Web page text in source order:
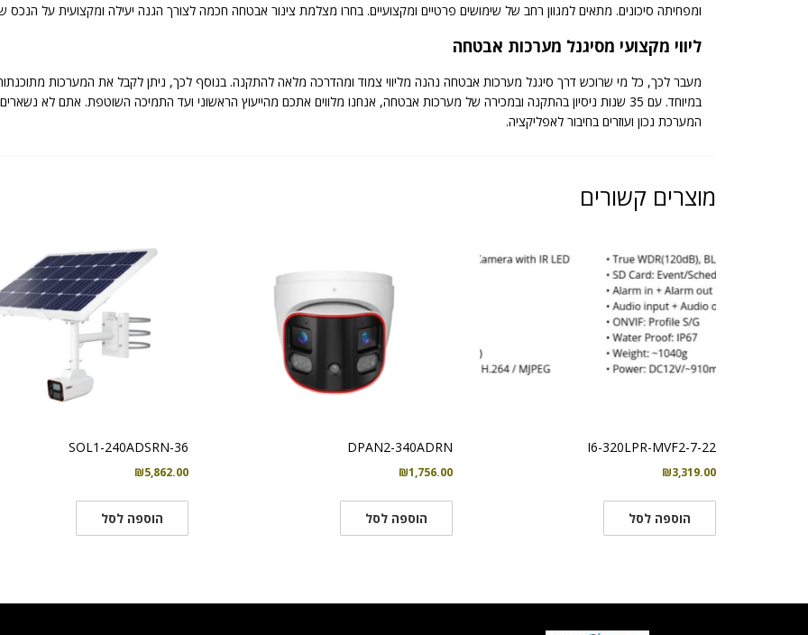
ומפחיתה סיכונים. מתאים למגוון רחב של שימושים פרטיים ומקצועיים. בחרו מצלמת צינור אבטחה חכמה לצורך הגנה יעילה ומקצועית על הנכס
ליווי מקצועי מסיגנל מערכות אבטחה
מעבר לכך, כל מי שרוכש דרך סיגנל מערכות אבטחה נהנה מליווי צמוד ומהדרכה מלאה להתקנה. בנוסף לכך, ניתן לקבל את המערכות
במיוחד. עם 35 שנות ניסיון בהתקנה ובמכירה של מערכות אבטחה, אנחנו מלווים אתכם מהייעוץ הראשוני ועד התמיכה השוטפת. אתם
המערכת נכון ועוזרים בחיבור לאפליקציה.
מוצרים קשורים
I6-320LPR-MVF2-7-22
₪3,319.00
הוספה לסל
DPAN2-340ADRN
₪1,756.00
הוספה לסל
SOL1-240ADSRN-36
₪5,862.00
הוספה לסל